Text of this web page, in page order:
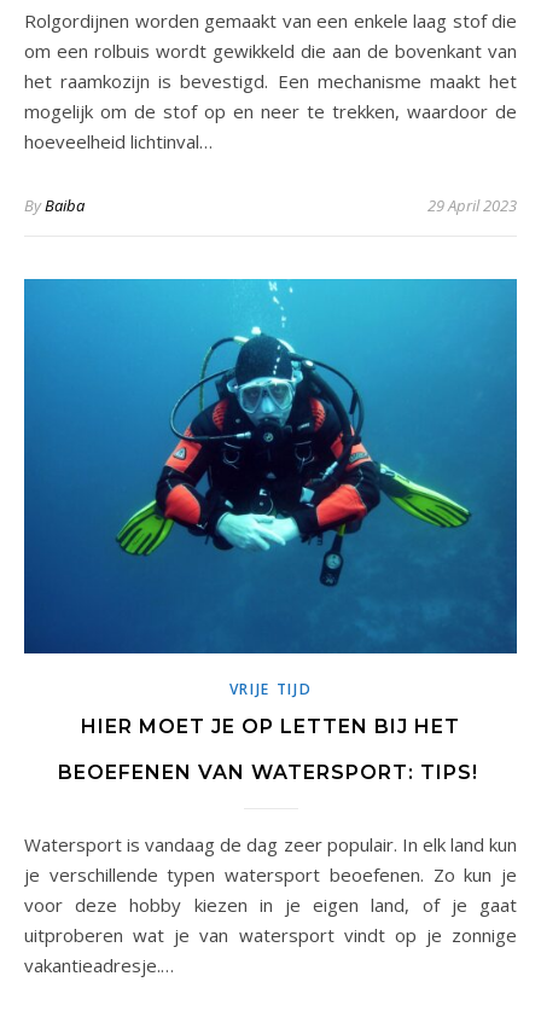
Rolgordijnen worden gemaakt van een enkele laag stof die
om een rolbuis wordt gewikkeld die aan de bovenkant van
het raamkozijn is bevestigd. Een mechanisme maakt het
mogelijk om de stof op en neer te trekken, waardoor de
hoeveelheid lichtinval…
ByBaiba 29 April 2023
VRIJE TIJD
HIER MOET JE OP LETTEN BIJ HET
BEOEFENEN VAN WATERSPORT: TIPS!
Watersport is vandaag de dag zeer populair. In elk land kun
je verschillende typen watersport beoefenen. Zo kun je
voor deze hobby kiezen in je eigen land, of je gaat
uitproberen wat je van watersport vindt op je zonnige
vakantieadresje.…